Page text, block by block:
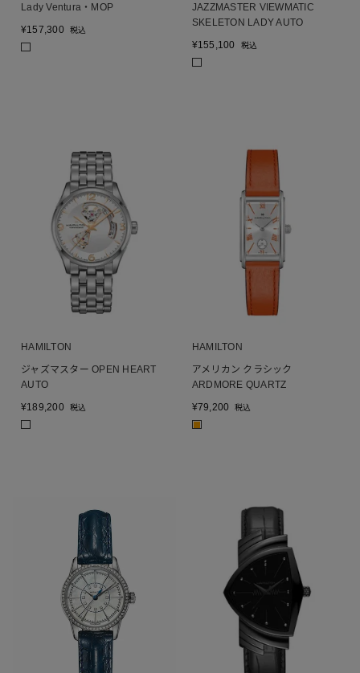
Lady Ventura・MOP
¥157,300 税込
JAZZMASTER VIEWMATIC
SKELETON LADY AUTO
¥155,100 税込
HAMILTON
ジャズマスター OPEN HEART
AUTO
¥189,200 税込
HAMILTON
アメリカン クラシック
ARDMORE QUARTZ
¥79,200 税込